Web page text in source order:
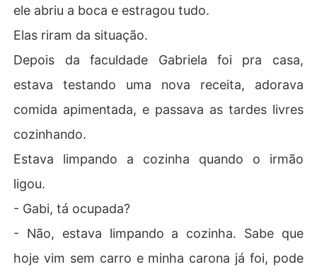
ele abriu a boca e estragou tudo.
Elas riram da situação.
Depois da faculdade Gabriela foi pra casa,
estava testando uma nova receita, adorava
comida apimentada, e passava as tardes livres
cozinhando.
Estava limpando a cozinha quando o irmão
ligou.
- Gabi, tá ocupada?
- Não, estava limpando a cozinha. Sabe que
hoje vim sem carro e minha carona já foi, pode